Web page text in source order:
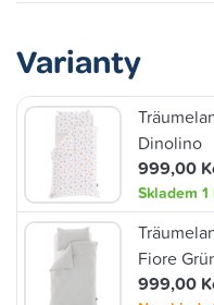
Varianty
Dinolino
999,00
Skladem 1
Fiore
999,00